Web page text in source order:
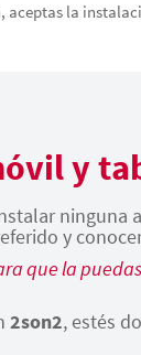
la
y
ninguna
y
que la
2son2, estés